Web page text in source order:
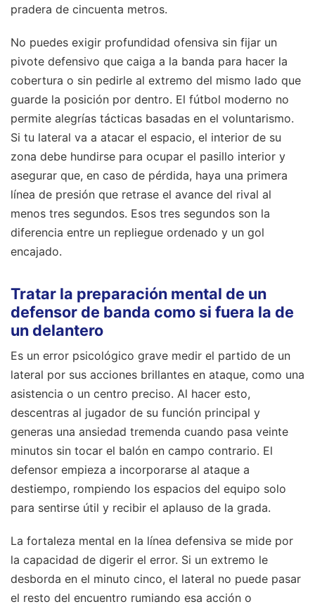
pradera de cincuenta metros.
No puedes exigir profundidad ofensiva sin fijar un
pivote defensivo que caiga a la banda para hacer la
cobertura o sin pedirle al extremo del mismo lado que
guarde la posición por dentro. El fútbol moderno no
permite alegrías tácticas basadas en el voluntarismo.
Si tu lateral va a atacar el espacio, el interior de su
zona debe hundirse para ocupar el pasillo interior y
asegurar que, en caso de pérdida, haya una primera
línea de presión que retrase el avance del rival al
menos tres segundos. Esos tres segundos son la
diferencia entre un repliegue ordenado y un gol
encajado.
Tratar la preparación mental de un
defensor de banda como si fuera la de
un delantero
Es un error psicológico grave medir el partido de un
lateral por sus acciones brillantes en ataque, como una
asistencia o un centro preciso. Al hacer esto,
descentras al jugador de su función principal y
generas una ansiedad tremenda cuando pasa veinte
minutos sin tocar el balón en campo contrario. El
defensor empieza a incorporarse al ataque a
destiempo, rompiendo los espacios del equipo solo
para sentirse útil y recibir el aplauso de la grada.
La fortaleza mental en la línea defensiva se mide por
la capacidad de digerir el error. Si un extremo le
desborda en el minuto cinco, el lateral no puede pasar
el resto del encuentro rumiando esa acción o